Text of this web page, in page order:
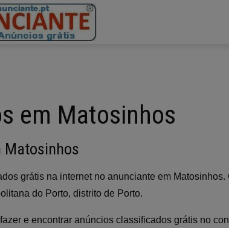
em Matosinhos
Matosinhos
grátis na internet no anunciante em
do Porto, distrito de Porto.
e encontrar anúncios classificados grátis no